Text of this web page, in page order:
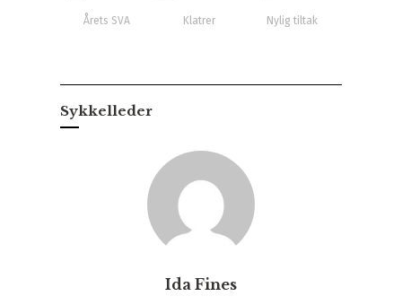
Sykkelleder
Ida Fines
Årets SVA Klatrer Nylig tiltak